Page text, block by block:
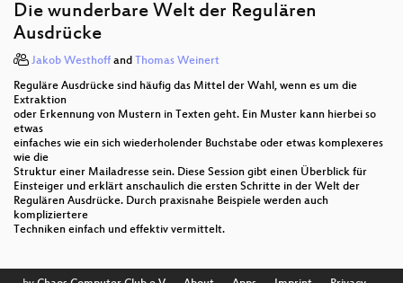
Die wunderbare Welt der Regulären
Ausdrücke
Jakob Westhoff and Thomas Weinert
Reguläre Ausdrücke sind häufig das Mittel der Wahl, wenn es um die
Extraktion
oder Erkennung von Mustern in Texten geht. Ein Muster kann hierbei so
etwas
einfaches wie ein sich wiederholender Buchstabe oder etwas komplexeres
wie die
Struktur einer Mailadresse sein. Diese Session gibt einen Überblick für
Einsteiger und erklärt anschaulich die ersten Schritte in der Welt der
Regulären Ausdrücke. Durch praxisnahe Beispiele werden auch
kompliziertere
Techniken einfach und effektiv vermittelt.